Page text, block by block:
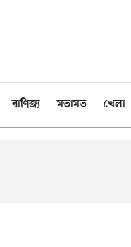
বাণিজ্য মতামত খেলা